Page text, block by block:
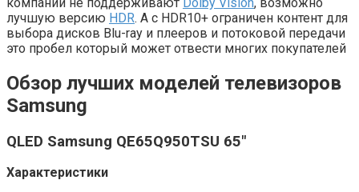
лучшую версию HDR. А с HDR10+ ограничен контент для
выбора дисков Blu-ray и плееров и потоковой передачи
это пробел который может отвести многих покупателей
Обзор лучших моделей телевизоров
Samsung
QLED Samsung QE65Q950TSU 65″
Характеристики